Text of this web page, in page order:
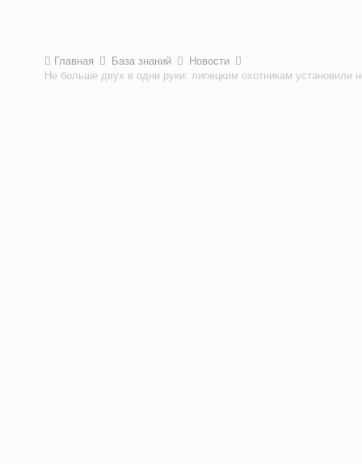
Главная База знаний Новости